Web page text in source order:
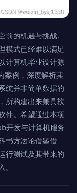
的机遇与挑战。
模式已经难以满足
计算机毕业设计源
案例，深度解析其
统并非简单数据的
所构建出来兼具软
件。希望通过本项
开发与计算机服务
书方法论借鉴借
行测试及其带来的